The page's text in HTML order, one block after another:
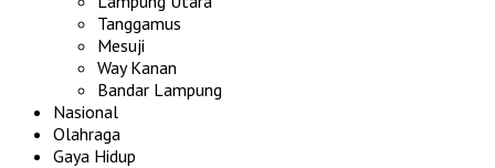
Tanggamus
Mesuji
Way Kanan
Bandar Lampung
Nasional
Olahraga
Gaya Hidup